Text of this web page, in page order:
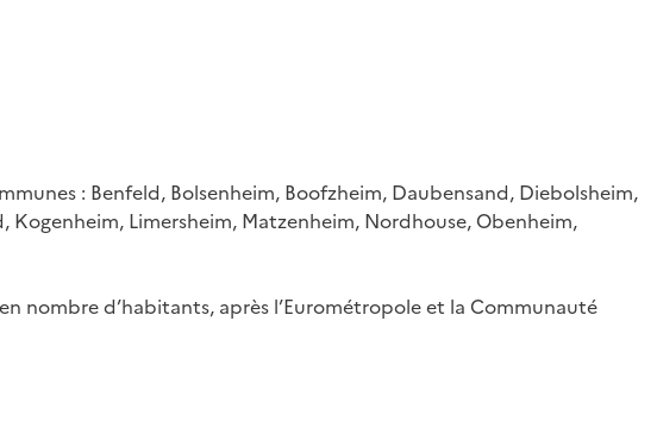
: Benfeld, Bolsenheim, Boofzheim, Daubensand, Diebolsheim,
Limersheim, Matzenheim, Nordhouse, Obenheim,
nombre d’habitants, après l’Eurométropole et la Communauté